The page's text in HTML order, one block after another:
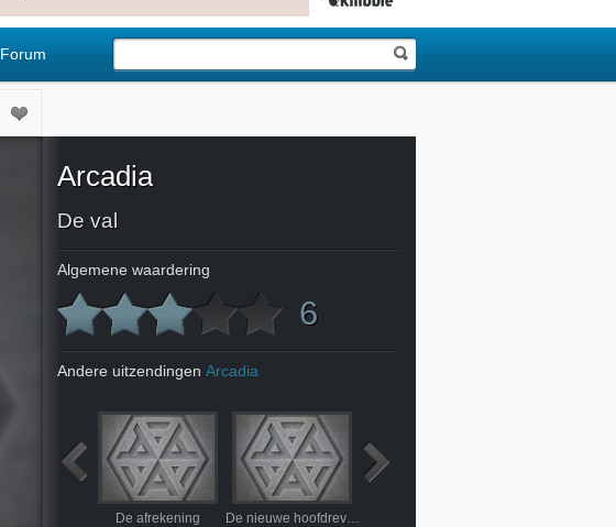
Forum
Arcadia
De val
Algemene waardering
6
Andere uitzendingen Arcadia
De afrekening De nieuwe hoofdrevisor